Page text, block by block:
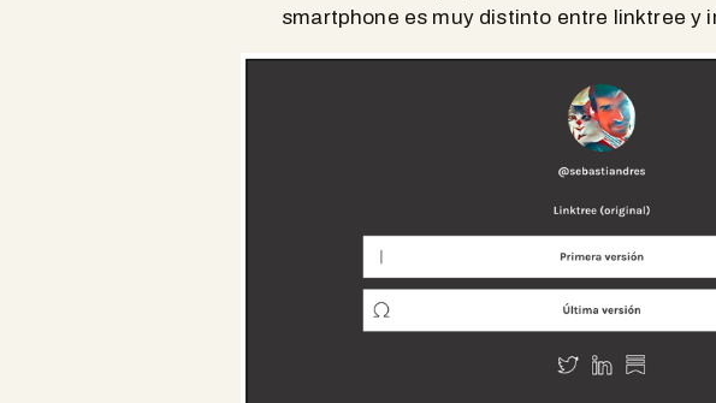
smartphone es muy distinto entre linktree y